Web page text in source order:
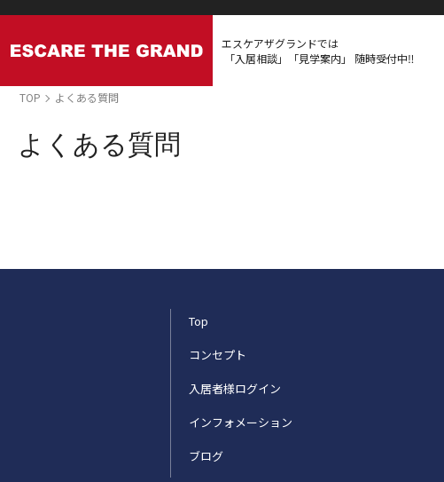
エスケアザグランドでは
「入居相談」「見学案内」
随時受付中‼
TOP よくある質問
よくある質問
Top
コンセプト
入居者様ログイン
インフォメーション
ブログ